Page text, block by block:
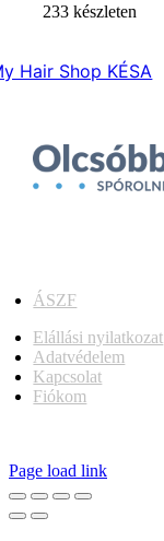
233 készleten
Hair Shop KÉSA
ÁSZF
Elállási nyilatkozat
Adatvédelem
Kapcsolat
Fiókom
Page load link